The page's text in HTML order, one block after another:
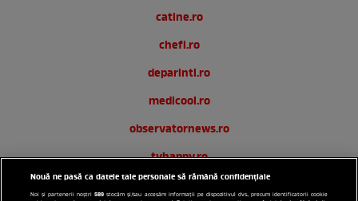
catine.ro
chefi.ro
deparinti.ro
medicool.ro
observatornews.ro
tvhappy.ro
useit.ro
Nouă ne pasă ca datele tale personale să rămână confidențiale
Noi și partenerii noștri589 stocăm și/sau accesăm informații pe dispozitivul dvs., precum identificatorii cookie